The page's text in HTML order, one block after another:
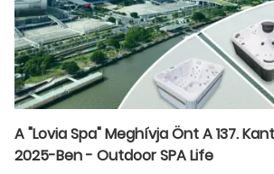
A "Lovia Spa" Meghívja Önt A 137.
2025-Ben - Outdoor SPA Life